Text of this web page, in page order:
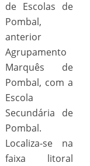
de Escolas de
Pombal,
anterior
Agrupamento
Marquês de
Pombal, com a
Escola
Secundária de
Pombal.
Localiza-se na
faixa litoral